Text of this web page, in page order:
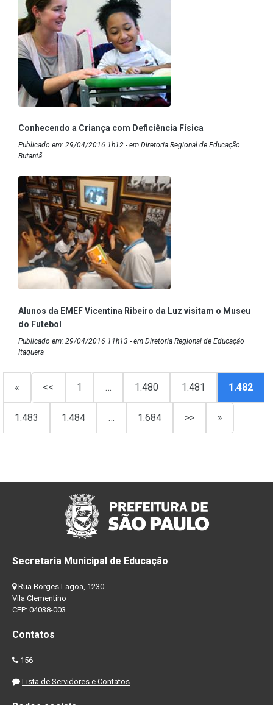
Conhecendo a Criança com Deficiência Física
Publicado em: 29/04/2016 1h12 - em Diretoria Regional de Educação
Butantã
Alunos da EMEF Vicentina Ribeiro da Luz visitam o Museu
do Futebol
Publicado em: 29/04/2016 11h13 - em Diretoria Regional de Educação
Itaquera
« << 1 … 1.480 1.481 1.482
1.483 1.484 … 1.684 >> »
Secretaria Municipal de Educação
Rua Borges Lagoa, 1230
Vila Clementino
CEP: 04038-003
Contatos
156
Lista de Servidores e Contatos